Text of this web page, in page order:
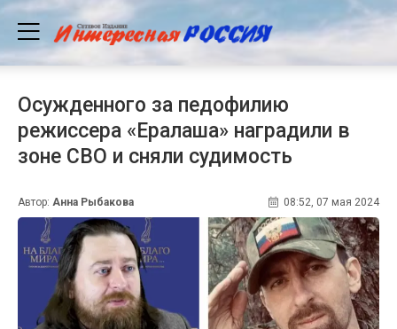
Осужденного за педофилию
режиссера «Ералаша» наградили в
зоне СВО и сняли судимость
Автор: Анна Рыбакова 08:52, 07 мая 2024